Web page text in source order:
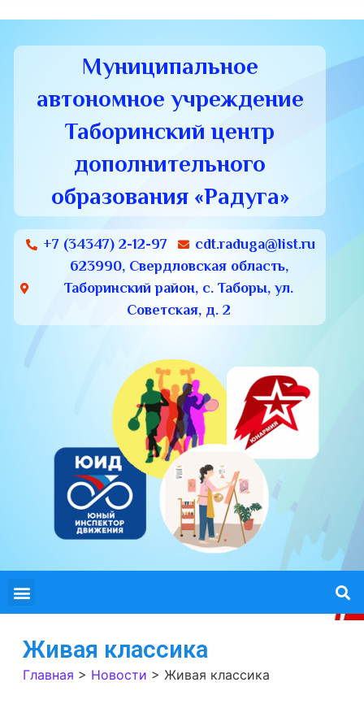
Муниципальное
автономное учреждение
Таборинский центр
дополнительного
образования «Радуга»
+7 (34347) 2-12-97
cdt.raduga@list.ru
623990, Свердловская область,
Таборинский район, с. Таборы, ул.
Советская, д. 2
Живая классика
Главная > Новости > Живая классика